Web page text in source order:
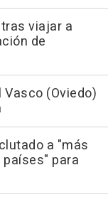
viajar a
de
(Oviedo)
a "más
para